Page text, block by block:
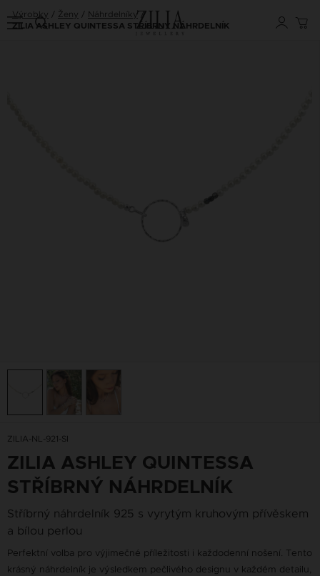
Výrobky Ženy Náhrdelníky
ZILIA ASHLEY QUINTESSA STŘÍBRNÝ NÁHRDELNÍK
ZILIA-NL-921-SI
ZILIA ASHLEY QUINTESSA
STŘÍBRNÝ NÁHRDELNÍK
Stříbrný náhrdelník 925 s vyrytým kruhovým přívěskem
a bílou perlou
Perfektní volba pro výjimečné příležitosti i každodenní nošení. Tento
krásný náhrdelník je výsledkem pečlivého designu v každém detailu,